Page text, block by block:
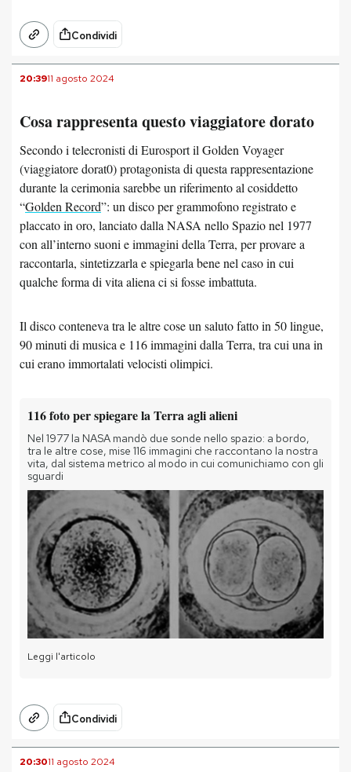
Condividi
20:3911 agosto 2024
Cosa rappresenta questo viaggiatore dorato
Secondo i telecronisti di Eurosport il Golden Voyager
(viaggiatore dorat0) protagonista di questa rappresentazione
durante la cerimonia sarebbe un riferimento al cosiddetto
“Golden Record”: un disco per grammofono registrato e
placcato in oro, lanciato dalla NASA nello Spazio nel 1977
con all’interno suoni e immagini della Terra, per provare a
raccontarla, sintetizzarla e spiegarla bene nel caso in cui
qualche forma di vita aliena ci si fosse imbattuta.
Il disco conteneva tra le altre cose un saluto fatto in 50 lingue,
90 minuti di musica e 116 immagini dalla Terra, tra cui una in
cui erano immortalati velocisti olimpici.
116 foto per spiegare la Terra agli alieni
Nel 1977 la NASA mandò due sonde nello spazio: a bordo,
tra le altre cose, mise 116 immagini che raccontano la nostra
vita, dal sistema metrico al modo in cui comunichiamo con gli
sguardi
Leggi l'articolo
Condividi
20:3011 agosto 2024